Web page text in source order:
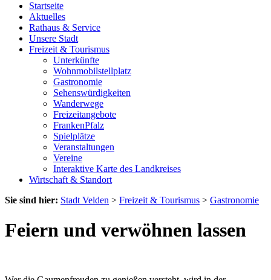
Startseite
Aktuelles
Rathaus & Service
Unsere Stadt
Freizeit & Tourismus
Unterkünfte
Wohnmobilstellplatz
Gastronomie
Sehenswürdigkeiten
Wanderwege
Freizeitangebote
FrankenPfalz
Spielplätze
Veranstaltungen
Vereine
Interaktive Karte des Landkreises
Wirtschaft & Standort
Sie sind hier: Stadt Velden > Freizeit & Tourismus > Gastronomie
Feiern und verwöhnen lassen